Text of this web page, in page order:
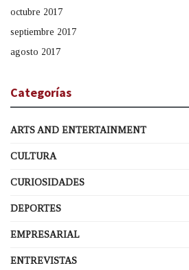
octubre 2017
septiembre 2017
agosto 2017
Categorías
ARTS AND ENTERTAINMENT
CULTURA
CURIOSIDADES
DEPORTES
EMPRESARIAL
ENTREVISTAS